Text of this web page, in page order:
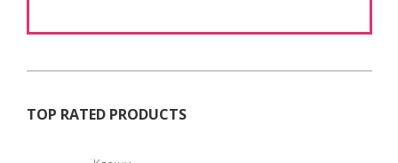
TOP RATED PRODUCTS